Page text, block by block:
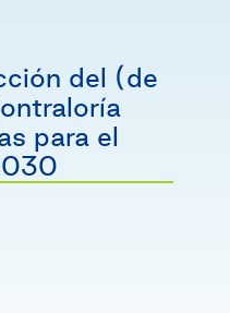
del (de
para el